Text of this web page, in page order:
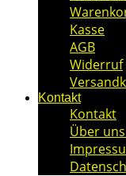
Kasse
AGB
Widerruf
Kontakt
Kontakt
Über